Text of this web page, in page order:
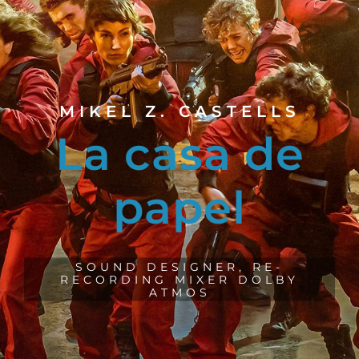
MIKEL Z. CASTELLS
Diseñador
de Sonido
DISEÑO DE SONIDO | MEZCLAS
| FOLEY | ADR | SONIDO
DIRECTO